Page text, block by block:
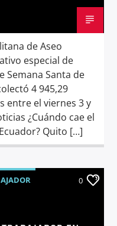
de Aseo
especial de
Semana Santa de
4 945,29
entre el viernes 3 y
¿Cuándo cae el
Quito […]
0